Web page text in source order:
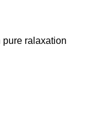
ralaxation